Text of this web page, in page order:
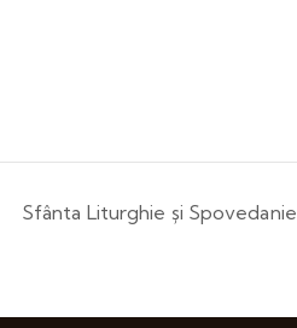
Sfânta Liturghie și Spovedanie